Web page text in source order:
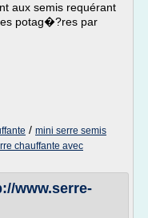
aux semis requérant
potag�?res par
/ mini serre semis
chauffante avec
www.serre-